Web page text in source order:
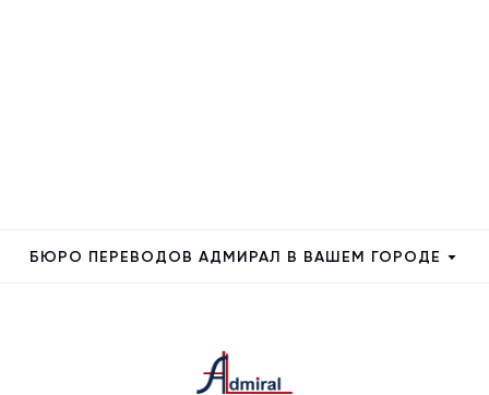
БЮРО ПЕРЕВОДОВ АДМИРАЛ В ВАШЕМ ГОРОДЕ